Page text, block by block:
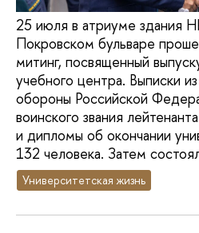
25 июля в атриуме здания
Покровском бульваре
митинг, посвященный
учебного центра. Выписки
обороны Российской
воинского звания
и дипломы об окончании
132 человека. Затем
Университетская жизнь